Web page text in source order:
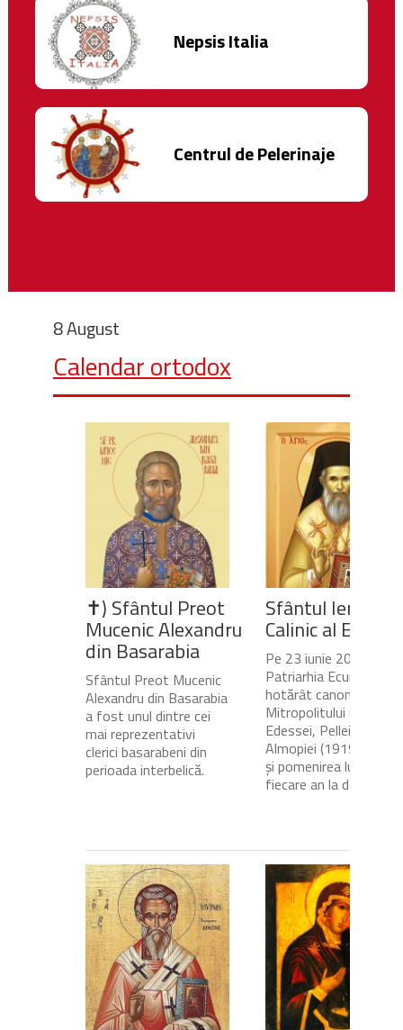
Nepsis Italia
Centrul de Pelerinaje
8 August
Calendar ortodox
✝) Sfântul Preot
Mucenic Alexandru
din Basarabia
Sfântul Preot Mucenic
Alexandru din Basarabia
a fost unul dintre cei
mai reprezentativi
clerici basarabeni din
perioada interbelică.
Sfântul Ierarh
Calinic al
Pe 23 iunie 2020,
Patriarhia Ecumenică a
hotărât canonizarea
Mitropolitului Calinic al
Edessei, Pellei și
Almopiei (1919-1984)
și pomenirea lui în
fiecare an la data de...